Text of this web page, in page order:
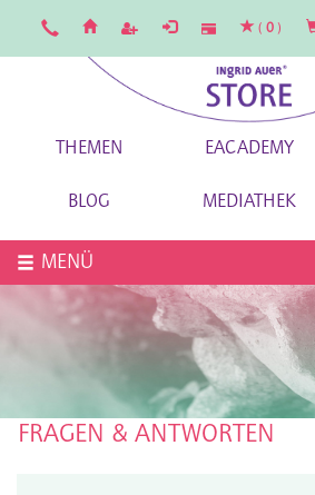
( 0 )
THEMEN EACADEMY
BLOG MEDIATHEK
MENÜ
FRAGEN & ANTWORTEN